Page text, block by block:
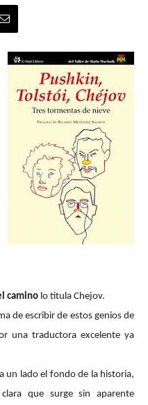
camino lo titula Chejov.
de escribir de estos genios de
una traductora excelente ya
un lado el fondo de la historia,
que surge sin aparente